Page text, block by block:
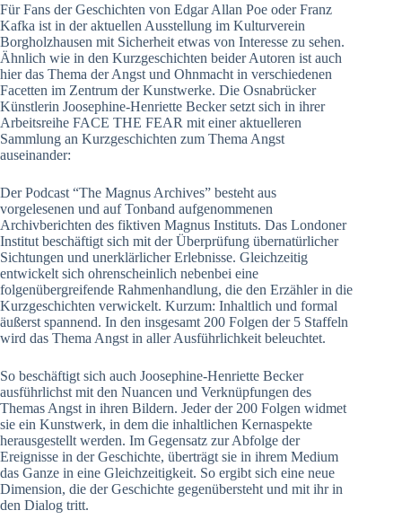
Für Fans der Geschichten von Edgar Allan Poe oder Franz
Kafka ist in der aktuellen Ausstellung im Kulturverein
Borgholzhausen mit Sicherheit etwas von Interesse zu sehen.
Ähnlich wie in den Kurzgeschichten beider Autoren ist auch
hier das Thema der Angst und Ohnmacht in verschiedenen
Facetten im Zentrum der Kunstwerke. Die Osnabrücker
Künstlerin Joosephine-Henriette Becker setzt sich in ihrer
Arbeitsreihe FACE THE FEAR mit einer aktuelleren
Sammlung an Kurzgeschichten zum Thema Angst
auseinander:
Der Podcast “The Magnus Archives” besteht aus
vorgelesenen und auf Tonband aufgenommenen
Archivberichten des fiktiven Magnus Instituts. Das Londoner
Institut beschäftigt sich mit der Überprüfung übernatürlicher
Sichtungen und unerklärlicher Erlebnisse. Gleichzeitig
entwickelt sich ohrenscheinlich nebenbei eine
folgenübergreifende Rahmenhandlung, die den Erzähler in die
Kurzgeschichten verwickelt. Kurzum: Inhaltlich und formal
äußerst spannend. In den insgesamt 200 Folgen der 5 Staffeln
wird das Thema Angst in aller Ausführlichkeit beleuchtet.
So beschäftigt sich auch Joosephine-Henriette Becker
ausführlichst mit den Nuancen und Verknüpfungen des
Themas Angst in ihren Bildern. Jeder der 200 Folgen widmet
sie ein Kunstwerk, in dem die inhaltlichen Kernaspekte
herausgestellt werden. Im Gegensatz zur Abfolge der
Ereignisse in der Geschichte, überträgt sie in ihrem Medium
das Ganze in eine Gleichzeitigkeit. So ergibt sich eine neue
Dimension, die der Geschichte gegenübersteht und mit ihr in
den Dialog tritt.